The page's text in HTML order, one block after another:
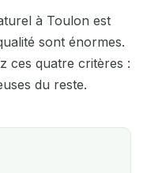
à Toulon est
sont énormes.
ces quatre critères :
du reste.